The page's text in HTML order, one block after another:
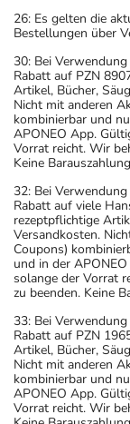
26: Es gelten die
Bestellungen über
30: Bei
Rabatt auf PZN
Artikel, Bücher,
Nicht mit anderen
kombinierbar und
APONEO App.
Vorrat reicht. Wir
Keine
32: Bei
Rabatt auf viele
rezeptpflichtige
Versandkosten.
Coupons)
und in der
solange der Vorrat
zu beenden. Keine
33: Bei
Rabatt auf PZN
Artikel, Bücher,
Nicht mit anderen
kombinierbar und
APONEO App.
Vorrat reicht. Wir